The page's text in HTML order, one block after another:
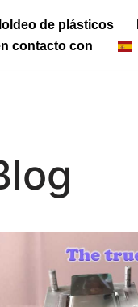
de plásticos
contacto con